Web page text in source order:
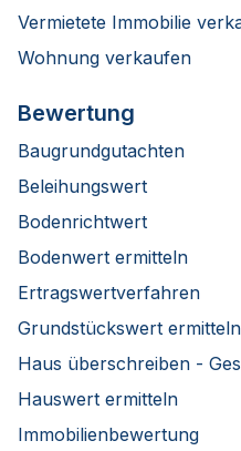
Vermietete Immobilie
Wohnung verkaufen
Bewertung
Baugrundgutachten
Beleihungswert
Bodenrichtwert
Bodenwert ermitteln
Ertragswertverfahren
Grundstückswert ermitteln
Haus überschreiben -
Hauswert ermitteln
Immobilienbewertung